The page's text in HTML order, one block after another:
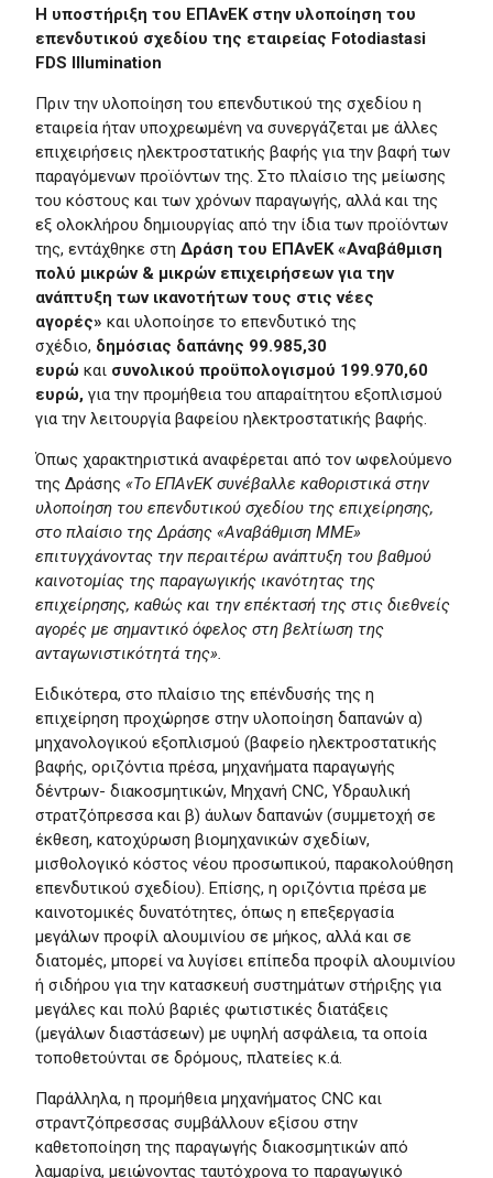
Η υποστήριξη του ΕΠΑνΕΚ στην υλοποίηση του
επενδυτικού σχεδίου της εταιρείας Fotodiastasi
FDS Illumination
Πριν την υλοποίηση του επενδυτικού της σχεδίου η
εταιρεία ήταν υποχρεωμένη να συνεργάζεται με άλλες
επιχειρήσεις ηλεκτροστατικής βαφής για την βαφή των
παραγόμενων προϊόντων της. Στο πλαίσιο της μείωσης
του κόστους και των χρόνων παραγωγής, αλλά και της
εξ ολοκλήρου δημιουργίας από την ίδια των προϊόντων
της, εντάχθηκε στηΔράση του ΕΠΑνΕΚ «Αναβάθμιση
πολύ μικρών & μικρών επιχειρήσεων για την
ανάπτυξη των ικανοτήτων τους στις νέες
αγορές» και υλοποίησε το επενδυτικό της
σχέδιο, δημόσιας δαπάνης 99.985,30
ευρώ και συνολικού προϋπολογισμού 199.970,60
ευρώ, για την προμήθεια του απαραίτητου εξοπλισμού
για την λειτουργία βαφείου ηλεκτροστατικής βαφής.
Όπως χαρακτηριστικά αναφέρεται από τον ωφελούμενο
της Δράσης«To EΠΑνΕΚ συνέβαλλε καθοριστικά στην
υλοποίηση του επενδυτικού σχεδίου της επιχείρησης,
στο πλαίσιο της Δράσης «Αναβάθμιση ΜΜΕ»
επιτυγχάνοντας την περαιτέρω ανάπτυξη του βαθμού
καινοτομίας της παραγωγικής ικανότητας της
επιχείρησης, καθώς και την επέκτασή της στις διεθνείς
αγορές με σημαντικό όφελος στη βελτίωση της
ανταγωνιστικότητά της».
Ειδικότερα, στο πλαίσιο της επένδυσής της η
επιχείρηση προχώρησε στην υλοποίηση δαπανών α)
μηχανολογικού εξοπλισμού (βαφείο ηλεκτροστατικής
βαφής, οριζόντια πρέσα, μηχανήματα παραγωγής
δέντρων- διακοσμητικών, Μηχανή CNC, Υδραυλική
στρατζόπρεσσα και β) άυλων δαπανών (συμμετοχή σε
έκθεση, κατοχύρωση βιομηχανικών σχεδίων,
μισθολογικό κόστος νέου προσωπικού, παρακολούθηση
επενδυτικού σχεδίου). Επίσης, η οριζόντια πρέσα με
καινοτομικές δυνατότητες, όπως η επεξεργασία
μεγάλων προφίλ αλουμινίου σε μήκος, αλλά και σε
διατομές, μπορεί να λυγίσει επίπεδα προφίλ αλουμινίου
ή σιδήρου για την κατασκευή συστημάτων στήριξης για
μεγάλες και πολύ βαριές φωτιστικές διατάξεις
(μεγάλων διαστάσεων) με υψηλή ασφάλεια, τα οποία
τοποθετούνται σε δρόμους, πλατείες κ.ά.
Παράλληλα, η προμήθεια μηχανήματος CNC και
στραντζόπρεσσας συμβάλλουν εξίσου στην
καθετοποίηση της παραγωγής διακοσμητικών από
λαμαρίνα, μειώνοντας ταυτόχρονα το παραγωγικό